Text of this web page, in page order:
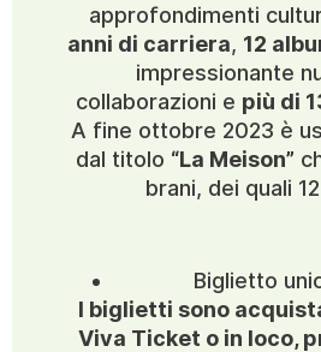
approfondimenti
anni di carriera, 12
impressionante
collaborazioni e più di
A fine ottobre 2023 è
dal titolo “La Meison”
brani, dei quali
Biglietto
I biglietti sono
Viva Ticket o in loco,